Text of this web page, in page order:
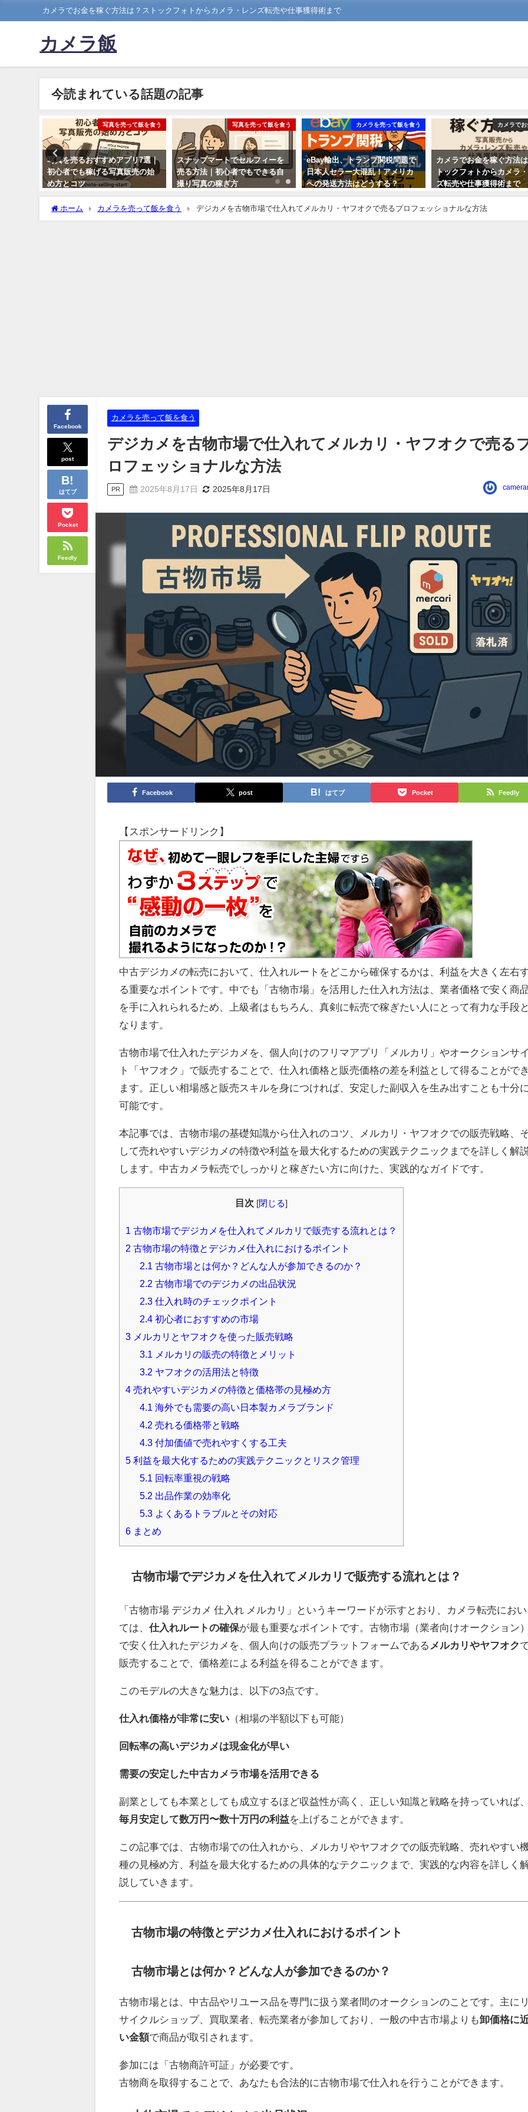
カメラでお金を稼ぐ方法は？ストックフォトからカメラ・レンズ転売や仕事獲得術まで
カメラ飯
今読まれている話題の記事
写真を売って飯を食う
写真を売るおすすめアプリ7選｜
初心者でも稼げる写真販売の始
め方とコツ
写真を売って飯を食う
スナップマートでセルフィーを
売る方法｜初心者でもできる自
撮り写真の稼ぎ方
カメラを売って飯を食う
eBay輸出、トランプ関税問題で
日本人セラー大混乱！アメリカ
への発送方法はどうする？
カメラで
カメラでお金を稼ぐ方法
トックフォトからカメラ
ズ転売や仕事獲得術まで
ホーム カメラを売って飯を食う デジカメを古物市場で仕入れてメルカリ・ヤフオクで売るプロフェッショナルな方法
Facebook
post
はてブ
Pocket
Feedly
カメラを売って飯を食う
デジカメを古物市場で仕入れてメルカリ・ヤフオクで売る
ロフェッショナルな方法
PR 2025年8月17日 2025年8月17日
Facebook post はてブ Pocket Feedly
【スポンサードリンク】
中古デジカメの転売において、仕入れルートをどこから確保するかは、利益を大きく左右
る重要なポイントです。中でも「古物市場」を活用した仕入れ方法は、業者価格で安く商
を手に入れられるため、上級者はもちろん、真剣に転売で稼ぎたい人にとって有力な手段と
なります。
古物市場で仕入れたデジカメを、個人向けのフリマアプリ「メルカリ」やオークションサイ
ト「ヤフオク」で販売することで、仕入れ価格と販売価格の差を利益として得ることができ
ます。正しい相場感と販売スキルを身につければ、安定した副収入を生み出すことも十分に
可能です。
本記事では、古物市場の基礎知識から仕入れのコツ、メルカリ・ヤフオクでの販売戦略、
して売れやすいデジカメの特徴や利益を最大化するための実践テクニックまでを詳しく解説
します。中古カメラ転売でしっかりと稼ぎたい方に向けた、実践的なガイドです。
目次 閉じる
1 古物市場でデジカメを仕入れてメルカリで販売する流れとは？
2 古物市場の特徴とデジカメ仕入れにおけるポイント
2.1 古物市場とは何か？どんな人が参加できるのか？
2.2 古物市場でのデジカメの出品状況
2.3 仕入れ時のチェックポイント
2.4 初心者におすすめの市場
3 メルカリとヤフオクを使った販売戦略
3.1 メルカリの販売の特徴とメリット
3.2 ヤフオクの活用法と特徴
4 売れやすいデジカメの特徴と価格帯の見極め方
4.1 海外でも需要の高い日本製カメラブランド
4.2 売れる価格帯と戦略
4.3 付加価値で売れやすくする工夫
5 利益を最大化するための実践テクニックとリスク管理
5.1 回転率重視の戦略
5.2 出品作業の効率化
5.3 よくあるトラブルとその対応
6 まとめ
古物市場でデジカメを仕入れてメルカリで販売する流れとは？
「古物市場 デジカメ 仕入れ メルカリ」というキーワードが示すとおり、カメラ転売におい
ては、仕入れルートの確保が最も重要なポイントです。古物市場（業者向けオークション）
で安く仕入れたデジカメを、個人向けの販売プラットフォームである メルカリやヤフオク
販売することで、価格差による利益を得ることができます。
このモデルの大きな魅力は、以下の3点です。
仕入れ価格が非常に安い （相場の半額以下も可能）
回転率の高いデジカメは現金化が早い
需要の安定した中古カメラ市場を活用できる
副業としても本業としても成立するほど収益性が高く、正しい知識と戦略を持っていれば、
毎月安定して数万円〜数十万円の利益を上げることができます。
この記事では、古物市場での仕入れから、メルカリやヤフオクでの販売戦略、売れやすい
種の見極め方、利益を最大化するための具体的なテクニックまで、実践的な内容を詳しく
説していきます。
古物市場の特徴とデジカメ仕入れにおけるポイント
古物市場とは何か？どんな人が参加できるのか？
古物市場とは、中古品やリユース品を専門に扱う業者間のオークションのことです。主にリ
サイクルショップ、買取業者、転売業者が参加しており、一般の中古市場よりも卸価格に
い金額で商品が取引されます。
参加には「古物商許可証」が必要です。
古物商を取得することで、あなたも合法的に古物市場で仕入れを行うことができます。